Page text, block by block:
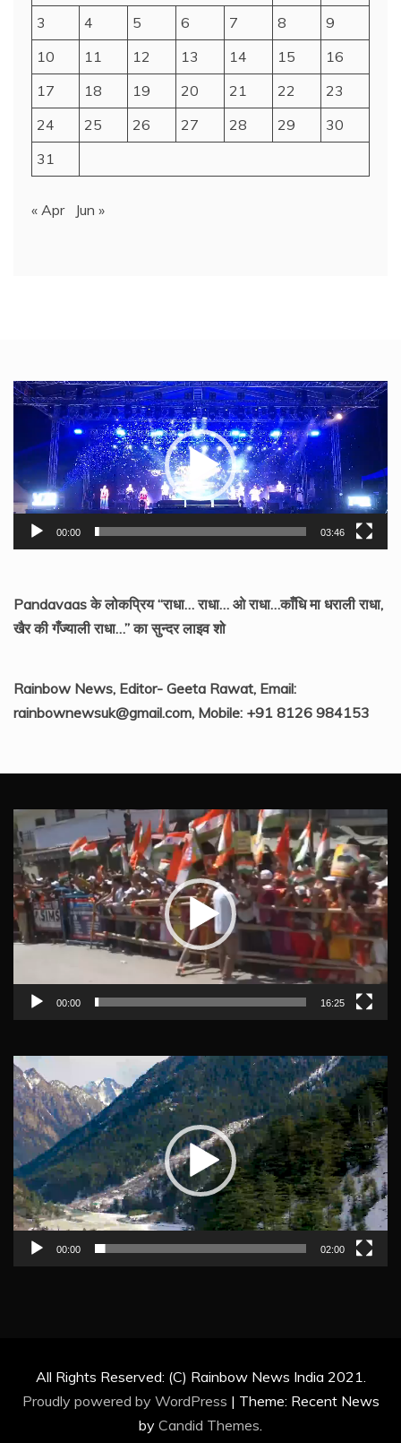
3
4 5 6 7 8
9
10
11 12 13 14 15
16
17
18 19 20 21 22
23
24
25 26 27 28 29
30
31
« Apr Jun »
Video
Player
00:00 03:46
Pandavaas के लोकप्रिय “राधा… राधा… ओ राधा…काँधि मा धराली राधा,
खैर की गँज्याली राधा…” का सुन्दर लाइव शो
Rainbow News, Editor- Geeta Rawat, Email:
rainbownewsuk@gmail.com, Mobile: +91 8126 984153
Video
Player
00:00 16:25
Video
Player
00:00 02:00
All Rights Reserved: (C) Rainbow News India 2021.
Proudly powered by WordPress | Theme: Recent News
by Candid Themes